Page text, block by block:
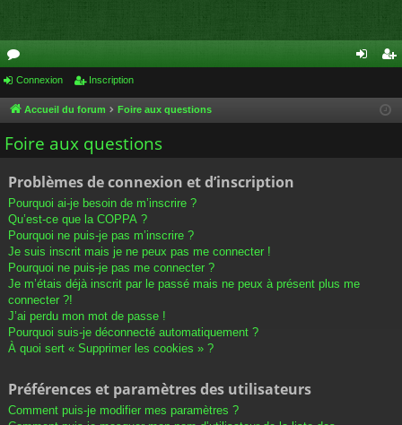
or
u
m
cri
Connexion Inscription
Accueil du forum Foire aux questions
Foire aux questions
Problèmes de connexion et d’inscription
Pourquoi ai-je besoin de m’inscrire ?
Qu’est-ce que la COPPA ?
Pourquoi ne puis-je pas m’inscrire ?
Je suis inscrit mais je ne peux pas me connecter !
Pourquoi ne puis-je pas me connecter ?
Je m’étais déjà inscrit par le passé mais ne peux à présent plus me
connecter ?!
J’ai perdu mon mot de passe !
Pourquoi suis-je déconnecté automatiquement ?
À quoi sert « Supprimer les cookies » ?
Préférences et paramètres des utilisateurs
Comment puis-je modifier mes paramètres ?